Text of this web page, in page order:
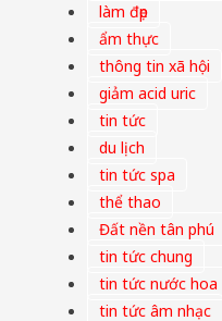
làm đẹp
ẩm thực
thông tin xã hội
giảm acid uric
tin tức
du lịch
tin tức spa
thể thao
Đất nền tân phú
tin tức chung
tin tức nước hoa
tin tức âm nhạc